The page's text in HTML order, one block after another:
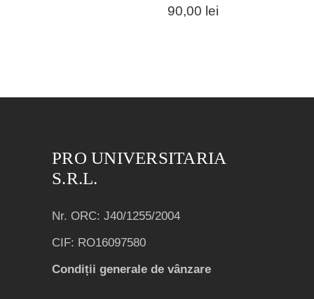
90,00 lei
PRO UNIVERSITARIA
S.R.L.
Nr. ORC: J40/1255/2004
CIF: RO16097580
Condiții generale de vânzare